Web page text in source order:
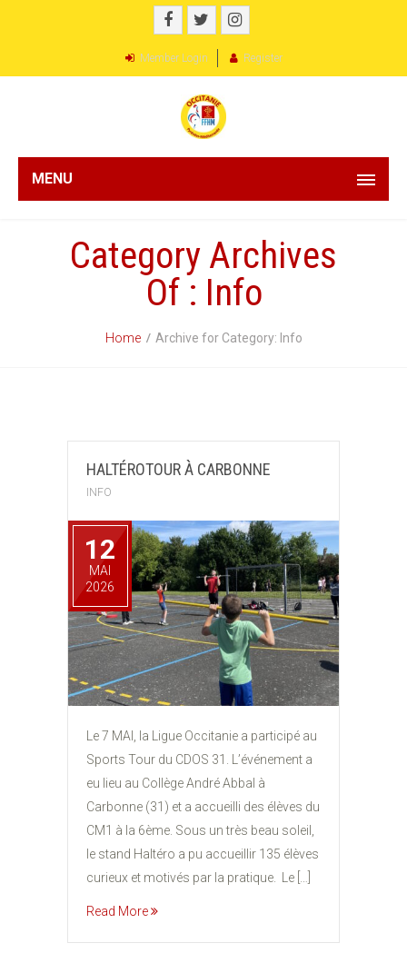
Member Login Register
MENU
Category Archives
Of : Info
Home Archive for Category: Info
HALTÉROTOUR À CARBONNE
INFO
12
MAI
2026
Le 7 MAI, la Ligue Occitanie a participé au
Sports Tour du CDOS 31. L’événement a
eu lieu au Collège André Abbal à
Carbonne (31) et a accueilli des élèves du
CM1 à la 6ème. Sous un très beau soleil,
le stand Haltéro a pu accueillir 135 élèves
curieux et motivés par la pratique. Le […]
Read More